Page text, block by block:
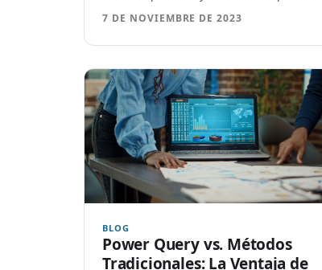
Query
7 DE NOVIEMBRE DE 2023
BLOG
Power Query vs. Métodos
Tradicionales: La Ventaja de